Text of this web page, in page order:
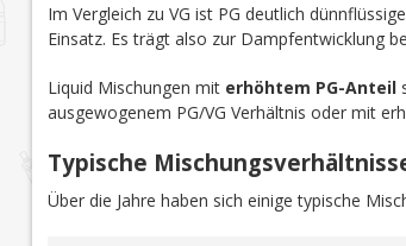
Im Vergleich zu VG ist PG deutlich
Einsatz. Es trägt also zur Dampfentwicklung
Liquid Mischungen mit erhöhtem PG-Anteil
ausgewogenem PG/VG Verhältnis oder mit
Typische
Über die Jahre haben sich einige typische